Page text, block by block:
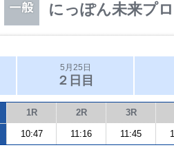
にっぽん未来プ
5月25日
２日目
1R 2R 3R
10:47 11:16 11:45